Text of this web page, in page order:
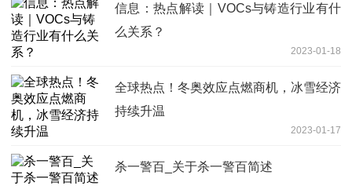
信息：热点解读｜VOCs与铸造行业有什
么关系？
2023-01-18
全球热点！冬奥效应点燃商机，冰雪经济
持续升温
2023-01-17
杀一警百_关于杀一警百简述